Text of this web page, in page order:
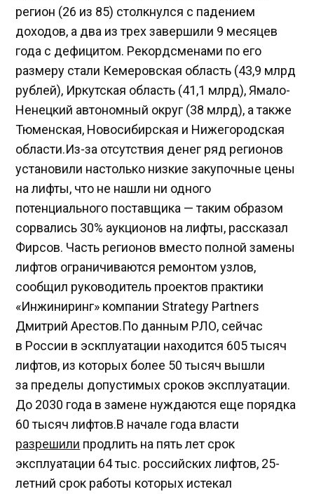
регион (26 из 85) столкнулся с падением
доходов, а два из трех завершили 9 месяцев
года с дефицитом. Рекордсменами по его
размеру стали Кемеровская область (43,9 млрд
рублей), Иркутская область (41,1 млрд), Ямало-
Ненецкий автономный округ (38 млрд), а также
Тюменская, Новосибирская и Нижегородская
области.Из-за отсутствия денег ряд регионов
установили настолько низкие закупочные цены
на лифты, что не нашли ни одного
потенциального поставщика — таким образом
сорвались 30% аукционов на лифты, рассказал
Фирсов. Часть регионов вместо полной замены
лифтов ограничиваются ремонтом узлов,
сообщил руководитель проектов практики
«Инжиниринг» компании Strategy Partners
Дмитрий Арестов.По данным РЛО, сейчас
в России в эскплуатации находится 605 тысяч
лифтов, из которых более 50 тысяч вышли
за пределы допустимых сроков эксплуатации.
До 2030 года в замене нуждаются еще порядка
60 тысяч лифтов.В начале года власти
разрешили продлить на пять лет срок
эксплуатации 64 тыс. российских лифтов, 25-
летний срок работы которых истекал